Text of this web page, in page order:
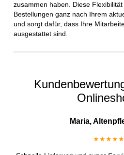
zusammen haben. Diese
Bestellungen ganz nach Ihrem
und sorgt dafür, dass Ihre
ausgestattet sind.
Maria,
★★★★★